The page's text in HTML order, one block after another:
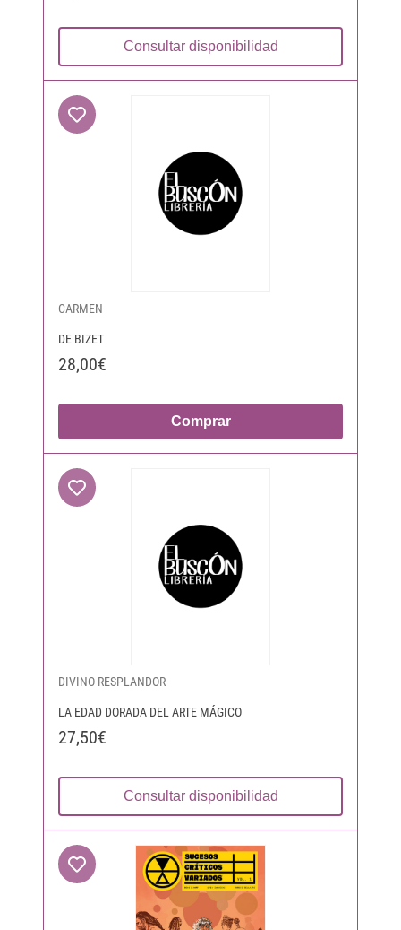
Consultar disponibilidad
CARMEN
DE BIZET
28,00€
Comprar
DIVINO RESPLANDOR
LA EDAD DORADA DEL ARTE MÁGICO
27,50€
Consultar disponibilidad